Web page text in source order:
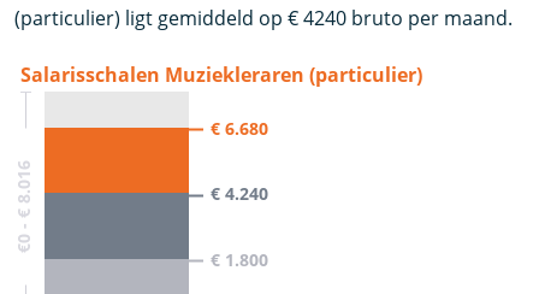
(particulier) ligt gemiddeld op € 4240 bruto per maand.
Salarisschalen Muziekleraren (particulier)
€0 - € 8.016
€ 6.680
€ 4.240
€ 1.800